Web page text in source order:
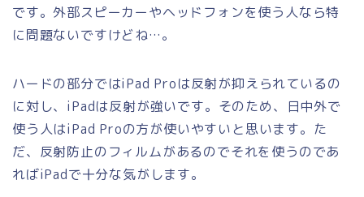
です。外部スピーカーやヘッドフォンを使う人なら特
に問題ないですけどね…。
ハードの部分ではiPad Proは反射が抑えられているの
に対し、iPadは反射が強いです。そのため、日中外で
使う人はiPad Proの方が使いやすいと思います。た
だ、反射防止のフィルムがあるのでそれを使うのであ
ればiPadで十分な気がします。